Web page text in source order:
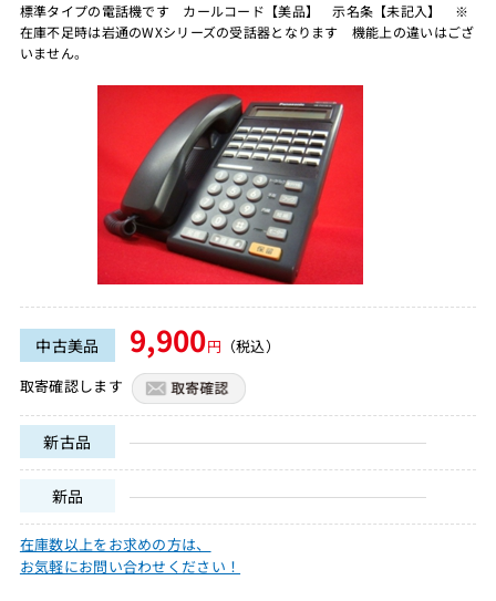
標準タイプの電話機です カールコード【美品】 示名条【未記入】 ※
在庫不足時は岩通のWXシリーズの受話器となります 機能上の違いはござ
いません。
中古美品 9,900円 （税込）
取寄確認します
新古品
新品
在庫数以上をお求めの方は、
お気軽にお問い合わせください！